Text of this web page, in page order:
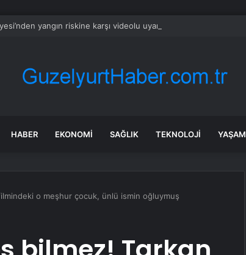
yangın riskine karşı videolu uyarı
HABER EKONOMI SAĞLIK TEKNOLOJI YAŞAM
o meşhur çocuk, ünlü ismin oğluymuş